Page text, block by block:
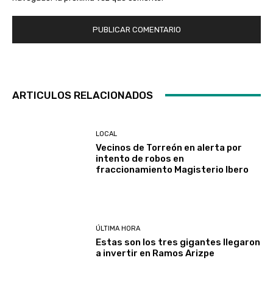
ARTICULOS RELACIONADOS
LOCAL
Vecinos de Torreón en alerta por
intento de robos en
fraccionamiento Magisterio Ibero
ÚLTIMA HORA
Estas son los tres gigantes llegaron
a invertir en Ramos Arizpe